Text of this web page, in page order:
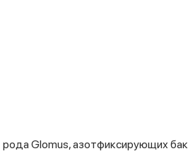
Glomus, азотфиксирующих